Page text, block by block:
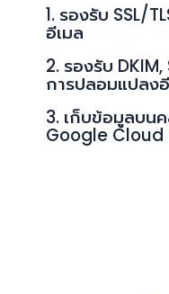
1. รองรับ SSL/
อีเมล
2. รองรับ
การปลอมแปลง
3. เก็บข้อมูลบน
Google Cloud